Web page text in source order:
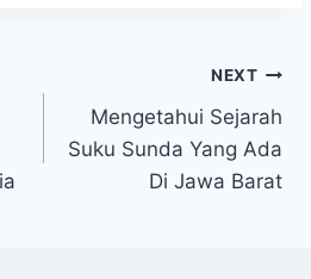
NEXT
Mengetahui Sejarah
Suku Sunda Yang Ada
Di Jawa Barat